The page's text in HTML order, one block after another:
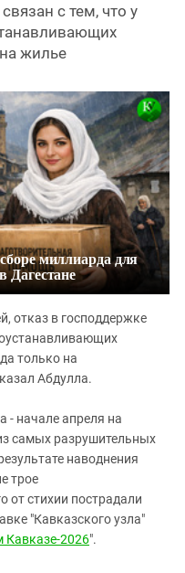
с тем, что у
жилье
миллиарда для
Дагестане
отказ в господдержке
только на
Абдулла.
- начале апреля на
самых разрушительных
наводнения
трое
от стихии пострадали
"Кавказского узла"
Кавказе-2026".